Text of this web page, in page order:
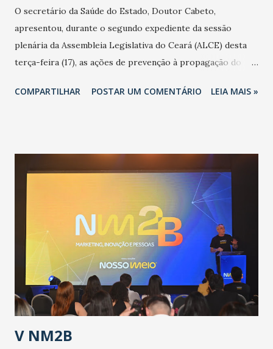
O secretário da Saúde do Estado, Doutor Cabeto,
apresentou, durante o segundo expediente da sessão
plenária da Assembleia Legislativa do Ceará (ALCE) desta
terça-feira (17), as ações de prevenção à propagação do
adotadas pelo Governo do Estado na contenção da
população suspeita e de cuidados com os ambientes
públicos e domiciliares. “Nós não estamos vivendo uma
epidemia comum, como temos em todos os anos, com
aumento de casos de dengue, influenza ou H1N1. Trata-se
de uma epidemia com um vírus diferente, com um poder de
contaminação maior que outros coronavírus”, apontou o
secretário. Segundo ele, é uma epidemia com chance de
contaminação alta, podendo gerar um grande risco à
população e ao sistema de saúde. “Precisamos saber fazer a
estratificação do risco da doença, para não so...
COMPARTILHAR POSTAR UM COMENTÁRIO LEIA MAIS »
V NM2B